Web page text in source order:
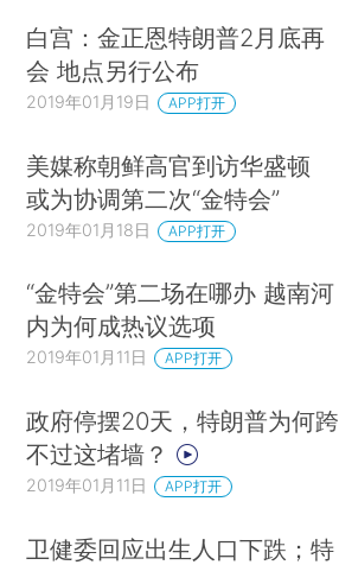
白宫：金正恩特朗普2月底再
会 地点另行公布
2019年01月19日 APP打开
美媒称朝鲜高官到访华盛顿
或为协调第二次“金特会”
2019年01月18日 APP打开
“金特会”第二场在哪办 越南河
内为何成热议选项
2019年01月11日 APP打开
政府停摆20天，特朗普为何跨
不过这堵墙？
2019年01月11日 APP打开
卫健委回应出生人口下跌；特